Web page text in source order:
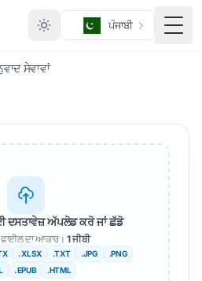
ਪੰਜਾਬੀ
ਮੀਨੂ
ਸੇਵਾਵਾਂ
ਦਸਤਾਵੇਜ਼ ਅੱਪਲੋਡ ਕਰੋ ਜਾਂ ਛੱਡੋ
ਦਾ ਆਕਾਰ।1 ਜੀਬੀ
. XLSX .TXT .JPG
.PNG
. EPUB .HTML